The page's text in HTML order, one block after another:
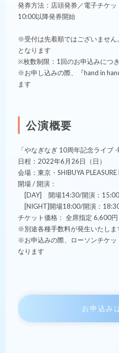
発券方法：店頭発券／電子チケ
10:00以降発券開始
※受付は先着順ではございませ
となります
※枚数制限：1回のお申込みにつ
※お申し込みの際、『hand in
ます
公演概要
「やなぎなぎ 10周年記念ライブ
日程：2022年6月26日（日）
会場：東京・SHIBUYA PLEASURE
開場 / 開演：
[DAY] 開場14:30/開演：
[NIGHT]開場18:00/開演：
チケット価格： 全席指定 6,600円
※別途各種手数料が発生いたしま
※お申込みの際、ローソンチケッ
なります
お申込み